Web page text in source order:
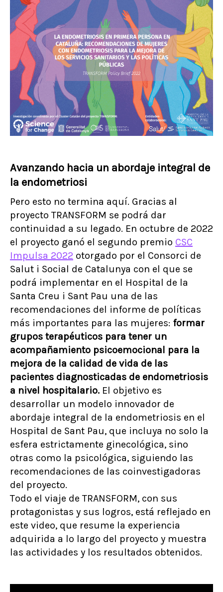
Avanzando hacia un abordaje integral de
la endometriosi
Pero esto no termina aquí. Gracias al
proyecto TRANSFORM se podrá dar
continuidad a su legado. En octubre de 2022
el proyecto ganó el segundo premio CSC
Impulsa 2022 otorgado por el Consorci de
Salut i Social de Catalunya con el que se
podrá implementar en el Hospital de la
Santa Creu i Sant Pau una de las
recomendaciones del informe de políticas
más importantes para las mujeres: formar
grupos terapéuticos para tener un
acompañamiento psicoemocional para la
mejora de la calidad de vida de las
pacientes diagnosticadas de endometriosis
a nivel hospitalario. El objetivo es
desarrollar un modelo innovador de
abordaje integral de la endometriosis en el
Hospital de Sant Pau, que incluya no solo la
esfera estrictamente ginecológica, sino
otras como la psicológica, siguiendo las
recomendaciones de las coinvestigadoras
del proyecto.
Todo el viaje de TRANSFORM, con sus
protagonistas y sus logros, está reflejado en
este video, que resume la experiencia
adquirida a lo largo del proyecto y muestra
las actividades y los resultados obtenidos.